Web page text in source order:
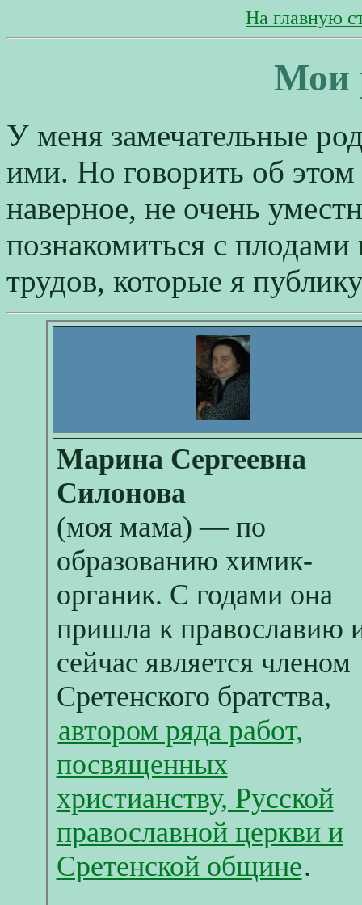
На главную
Мои
У меня замечательные
ими. Но говорить об этом
наверное, не очень
познакомиться с
трудов, которые я
Марина Сергеевна
Силонова
(моя мама) — по
образованию химик-
органик. С годами она
пришла к православию
сейчас является членом
Сретенского братства,
автором ряда работ,
посвященных
христианству, Русской
православной церкви и
Сретенской общине.